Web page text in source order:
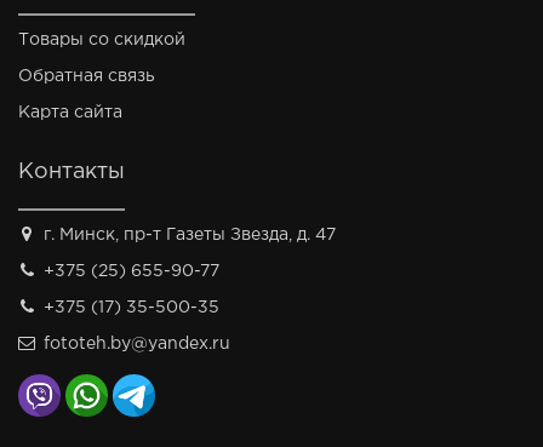
Товары со скидкой
Обратная связь
Карта сайта
Контакты
г. Минск, пр-т Газеты Звезда, д. 47
+375 (25) 655-90-77
+375 (17) 35-500-35
fototeh.by@yandex.ru